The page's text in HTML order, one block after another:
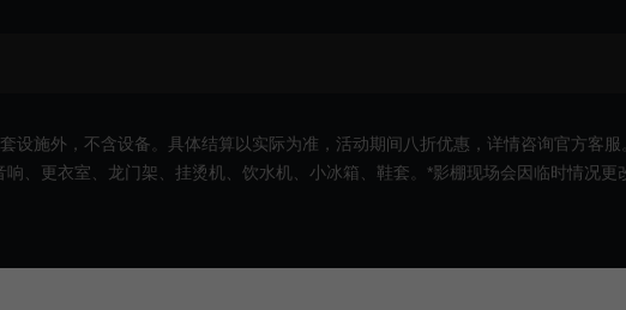
设施外，不含设备。具体结算以实际为准，活动期间八折优惠，详情咨询官方客服
、更衣室、龙门架、挂烫机、饮⽔机、⼩冰箱、鞋套。*影棚现场会因临时情况